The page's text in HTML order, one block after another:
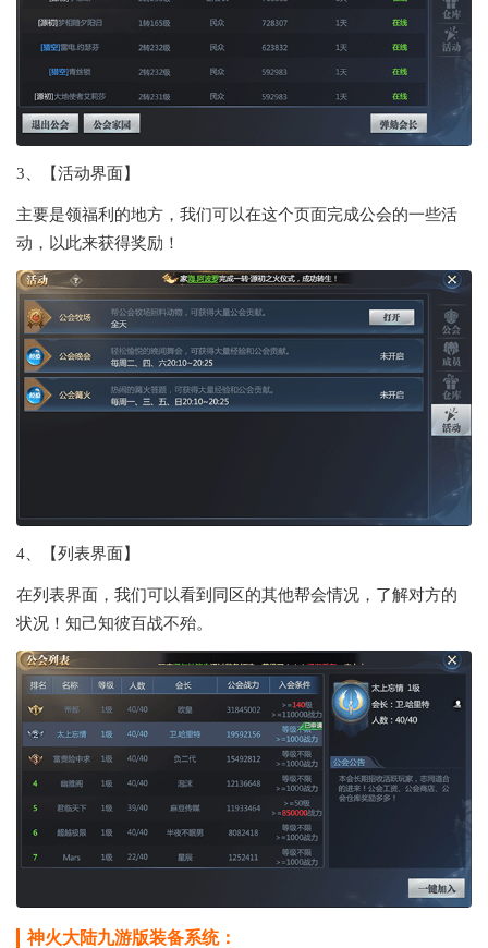
3、【活动界面】
主要是领福利的地方，我们可以在这个页面完成公会的一些活
动，以此来获得奖励！
4、【列表界面】
在列表界面，我们可以看到同区的其他帮会情况，了解对方的
状况！知己知彼百战不殆。
神火大陆九游版装备系统：